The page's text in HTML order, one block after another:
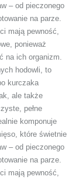
– od pieczonego
na parze.
mają pewność,
ponieważ
na ich organizm.
hodowli, to
kurczaka
ale także
pełne
komponuje
które świetnie
– od pieczonego
na parze.
mają pewność,